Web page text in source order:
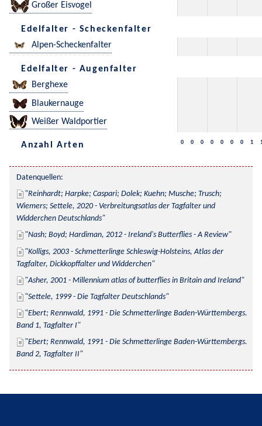
Großer Eisvogel
Edelfalter - Scheckenfalter
Alpen-Scheckenfalter
Edelfalter - Augenfalter
Berghexe
Blaukernauge
Weißer Waldportier
Anzahl Arten 0 0 0 0 0 0 0 1
Datenquellen:
Reinhardt; Harpke; Caspari; Dolek; Kuehn; Musche; Trusch;
Wiemers; Settele, 2020 - Verbreitungsatlas der Tagfalter und
Widderchen Deutschlands
Nash; Boyd; Hardiman, 2012 - Ireland's Butterflies - A Review
Kolligs, 2003 - Schmetterlinge Schleswig-Holsteins, Atlas der
Tagfalter, Dickkopffalter und Widderchen
Asher, 2001 - Millennium atlas of butterflies in Britain and Ireland
Settele, 1999 - Die Tagfalter Deutschlands
Ebert; Rennwald, 1991 - Die Schmetterlinge Baden-Württembergs.
Band 1, Tagfalter I
Ebert; Rennwald, 1991 - Die Schmetterlinge Baden-Württembergs.
Band 2, Tagfalter II